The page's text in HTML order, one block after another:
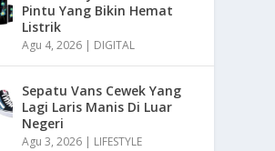
Pintu Yang Bikin Hemat
Listrik
Agu 4, 2026 | DIGITAL
Sepatu Vans Cewek Yang
Lagi Laris Manis Di Luar
Negeri
Agu 3, 2026 | LIFESTYLE